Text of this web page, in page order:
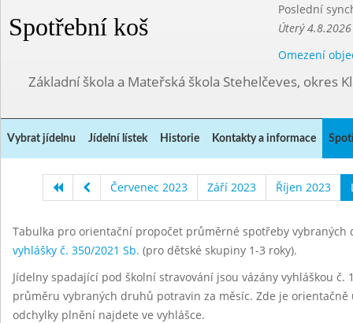
Spotřební koš
Poslední
Úterý
Omezení
Základní škola a Mateřská škola Stehelčeves, okres
Vybrat jídelnu Jídelní lístek Historie Kontakty a informace
Červenec 2023 Září 2023 Říjen 2023
Tabulka pro orientační propočet průměrné spotřeby
vyhlášky č. 350/2021 Sb. (pro dětské skupiny 1-3 roky).
Jídelny spadající pod školní stravování jsou vázány vyhláškou
průměru vybraných druhů potravin za měsíc. Zde je
odchylky plnění najdete ve vyhlášce.